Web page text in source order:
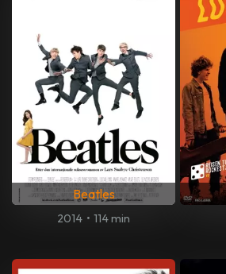
Beatles
2014 • 114 min